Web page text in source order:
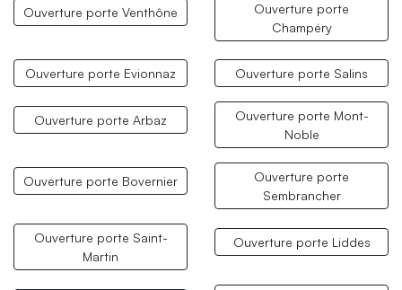
Ouverture porte Venthône
Ouverture porte
Champéry
Ouverture porte Evionnaz Ouverture porte Salins
Ouverture porte Arbaz
Ouverture porte Mont-
Noble
Ouverture porte Bovernier
Ouverture porte
Sembrancher
Ouverture porte Saint-
Martin
Ouverture porte Liddes